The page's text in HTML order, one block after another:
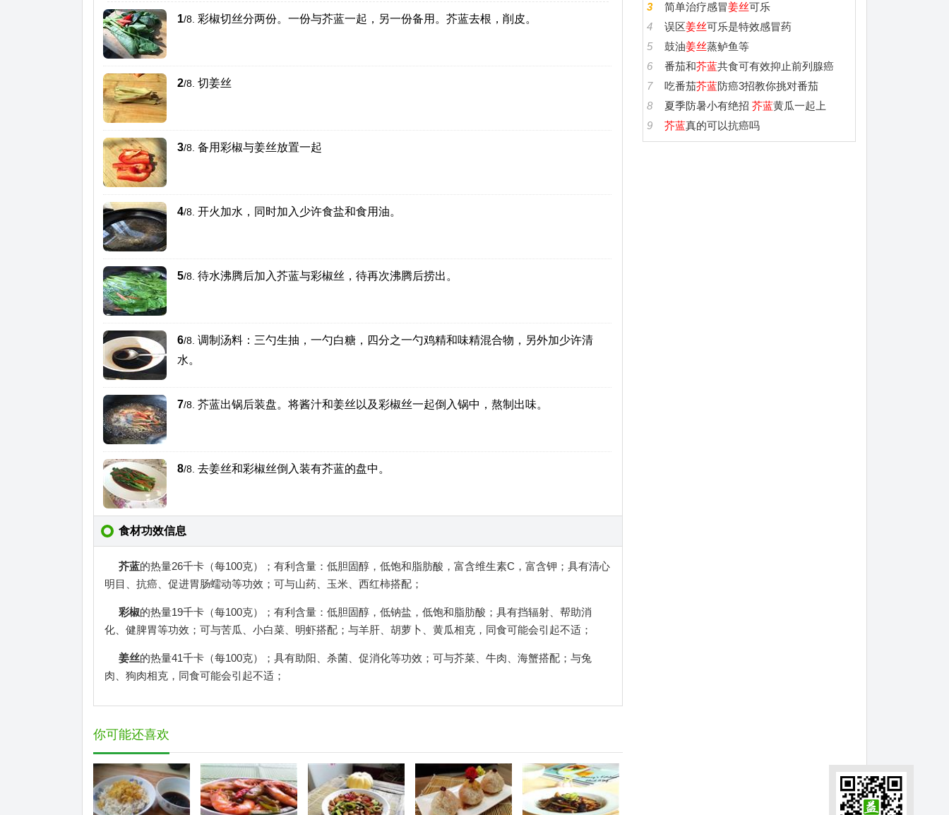
1/8. 彩椒切丝分两份。一份与芥蓝一起，另一份备用。芥蓝去根，削皮。
2/8. 切姜丝
3/8. 备用彩椒与姜丝放置一起
4/8. 开火加水，同时加入少许食盐和食用油。
5/8. 待水沸腾后加入芥蓝与彩椒丝，待再次沸腾后捞出。
6/8. 调制汤料：三勺生抽，一勺白糖，四分之一勺鸡精和味精混合物，另外加少许清
水。
7/8. 芥蓝出锅后装盘。将酱汁和姜丝以及彩椒丝一起倒入锅中，熬制出味。
8/8. 去姜丝和彩椒丝倒入装有芥蓝的盘中。
食材功效信息
芥蓝的热量26千卡（每100克）；有利含量：低胆固醇，低饱和脂肪酸，富含维生素C，富含钾；具有清心
明目、抗癌、促进胃肠蠕动等功效；可与山药、玉米、西红柿搭配；
彩椒的热量19千卡（每100克）；有利含量：低胆固醇，低钠盐，低饱和脂肪酸；具有挡辐射、帮助消
化、健脾胃等功效；可与苦瓜、小白菜、明虾搭配；与羊肝、胡萝卜、黄瓜相克，同食可能会引起不适；
姜丝的热量41千卡（每100克）；具有助阳、杀菌、促消化等功效；可与芥菜、牛肉、海蟹搭配；与兔
肉、狗肉相克，同食可能会引起不适；
你可能还喜欢
3
简单治疗感冒姜丝可乐
4
误区姜丝可乐是特效感冒药
5
鼓油姜丝蒸鲈鱼等
6
番茄和芥蓝共食可有效抑止前列腺癌
7
吃番茄芥蓝防癌3招教你挑对番茄
8
夏季防暑小有绝招 芥蓝黄瓜一起上
9
芥蓝真的可以抗癌吗